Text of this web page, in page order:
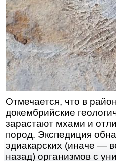
Отмечается, что в
докембрийские
зарастают мхами и
пород. Экспедиция
эдиакарских (иначе —
назад) организмов с